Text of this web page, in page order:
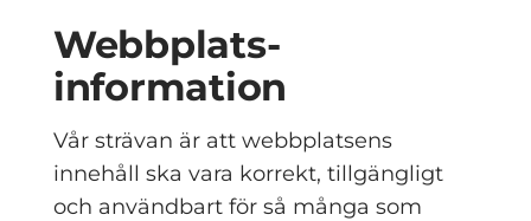
Webbplats­
information
Vår strävan är att webbplatsens
innehåll ska vara korrekt, tillgängligt
och användbart för så många som